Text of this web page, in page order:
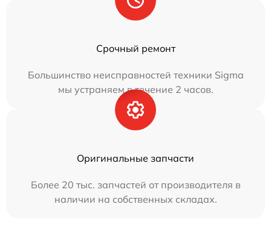
Срочный ремонт
Большинство неисправностей техники Sigma
мы устраняем в течение 2 часов.
Оригинальные запчасти
Более 20 тыс. запчастей от производителя в
наличии на собственных складах.